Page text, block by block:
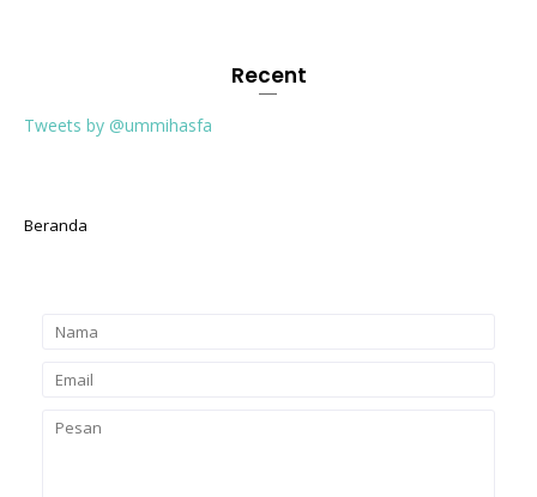
Recent
Tweets by @ummihasfa
Beranda